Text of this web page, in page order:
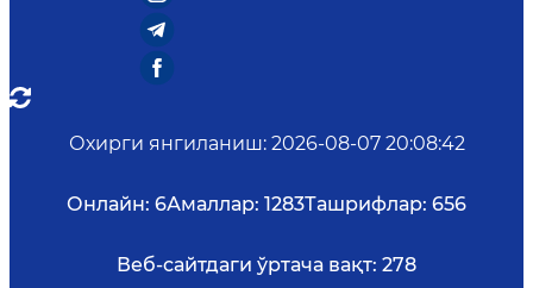
Охирги янгиланиш: 2026-08-07 20:08:42
Онлайн: 6Амаллар: 1283Ташрифлар: 656
Веб-сайтдаги ўртача вақт: 278